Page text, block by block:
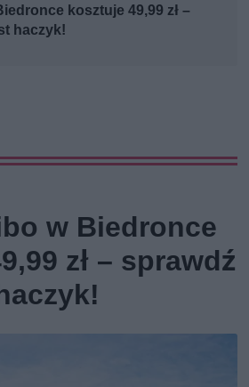
kosztuje 49,99 zł –
haczyk!
w Biedronce
zł – sprawdź